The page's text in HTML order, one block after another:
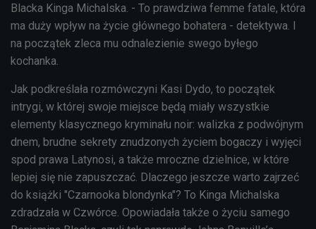
Blacka Kinga Michalska. - To prawdziwa femme fatale, która
ma duży wpływ na życie głównego bohatera - detektywa. I
na początek zleca mu odnalezienie swego byłego
kochanka.
Jak podkreślała rozmówczyni Kasi Dydo, to początek
intrygi, w której swoje miejsce będą miały wszystkie
elementy klasycznego kryminału noir: walizka z podwójnym
dnem, brudne sekrety znudzonych życiem bogaczy i wyjęci
spod prawa Latynosi, a także mroczne dzielnice, w które
lepiej się nie zapuszczać. Dlaczego jeszcze warto zajrzeć
do książki "Czarnooka blondynka"? To Kinga Michalska
zdradzała w Czwórce. Opowiadała także o życiu samego